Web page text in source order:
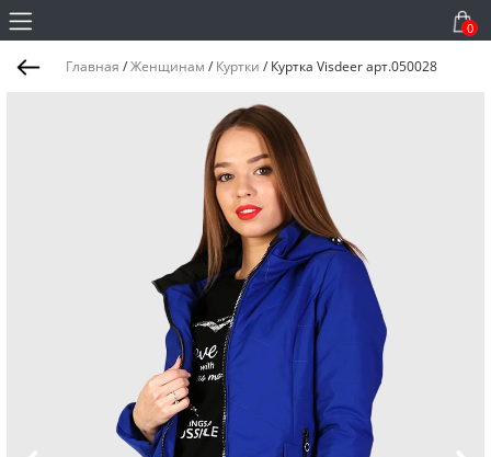
0
Главная /Женщинам / Куртки / Куртка Visdeer арт.050028